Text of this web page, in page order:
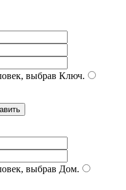
выбрав Ключ.
выбрав Дом.